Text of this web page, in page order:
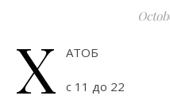
Х АТОБ
с 11 до 22